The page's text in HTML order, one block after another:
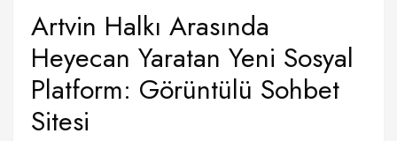
Artvin Halkı Arasında
Heyecan Yaratan Yeni Sosyal
Platform: Görüntülü Sohbet
Sitesi